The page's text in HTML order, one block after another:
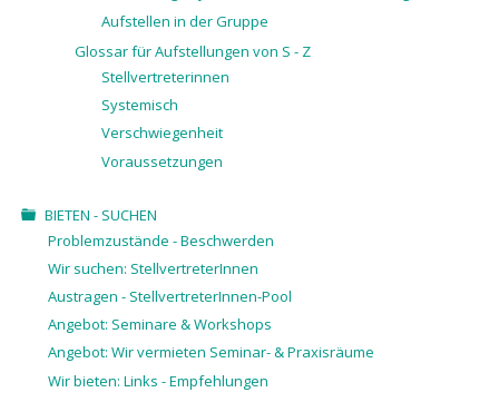
Aufstellen in der Gruppe
Glossar für Aufstellungen von S - Z
Stellvertreterinnen
Systemisch
Verschwiegenheit
Voraussetzungen
BIETEN - SUCHEN
Problemzustände - Beschwerden
Wir suchen: StellvertreterInnen
Austragen - StellvertreterInnen-Pool
Angebot: Seminare & Workshops
Angebot: Wir vermieten Seminar- & Praxisräume
Wir bieten: Links - Empfehlungen